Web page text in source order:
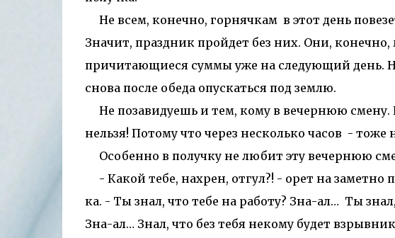
Не всем, конечно, горнячкам в этот день
Значит, праздник пройдет без них. Они, конечно,
причитающиеся суммы уже на следующий день.
снова после обеда опускаться под землю.
Не позавидуешь и тем, кому в вечернюю смену.
нельзя! Потому что через несколько часов - тоже
Особенно в получку не любит эту вечернюю
- Какой тебе, нахрен, отгул?! - орет на
ка. - Ты знал, что тебе на работу? Зна-ал… Ты
Зна-ал… Знал, что без тебя некому будет